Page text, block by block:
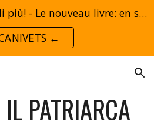
Il nuovo libro: scopri di più! - Le nouveau livre: en savoir plus!
←
PATRIARCA